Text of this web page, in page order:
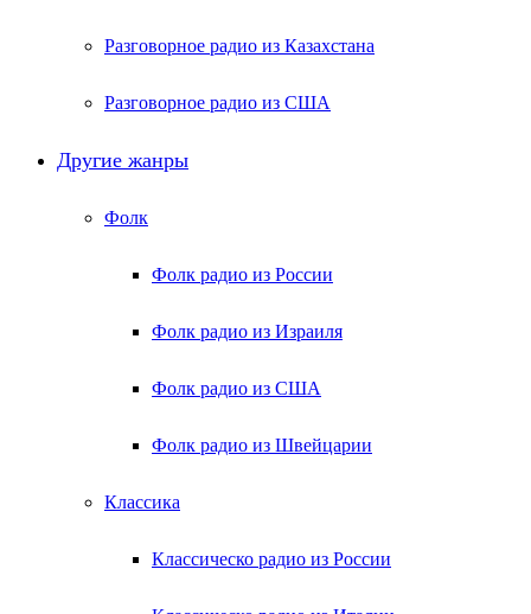
Разговорное радио из Казахстана
Разговорное радио из США
Другие жанры
Фолк
Фолк радио из России
Фолк радио из Израиля
Фолк радио из США
Фолк радио из Швейцарии
Классика
Классическо радио из России